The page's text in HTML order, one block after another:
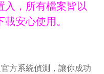
入，所有檔案皆以
安心使用。
方系統偵測，讓你成功